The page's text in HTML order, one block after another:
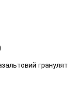
гранулят